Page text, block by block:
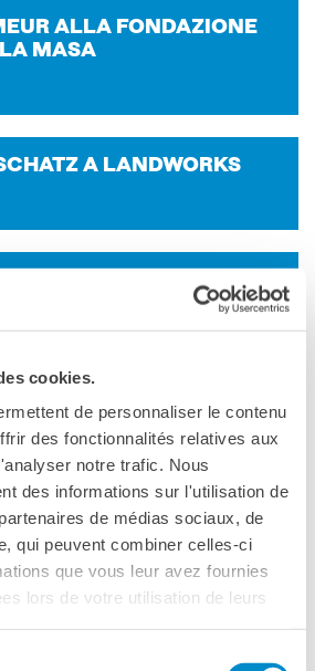
cookies.
de personnaliser le contenu
des fonctionnalités relatives aux
notre trafic. Nous
des informations sur l'utilisation de
de médias sociaux, de
qui peuvent combiner celles-ci
que vous leur avez fournies
lors de votre utilisation de leurs
ALLA FON­DA­ZIO­NE
MASA
A LAND­WORKS
A LAND­WORKS
A RAM­SOM